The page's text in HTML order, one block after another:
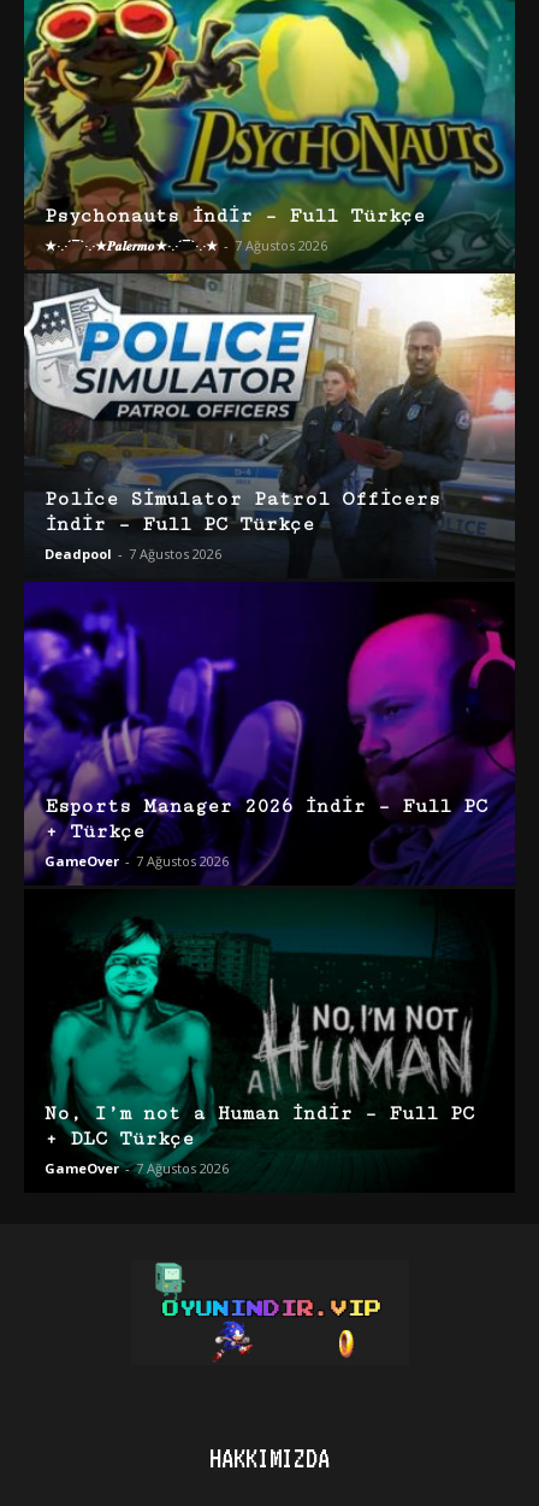
Psychonauts İndir – Full Türkçe
★·.·´¯`·.·★𝑷𝒂𝒍𝒆𝒓𝒎𝒐★·.·´¯`·.·★ - 7 Ağustos 2026
Police Simulator Patrol Officers
İndir – Full PC Türkçe
Deadpool - 7 Ağustos 2026
Esports Manager 2026 İndir – Full PC
+ Türkçe
GameOver - 7 Ağustos 2026
No, I’m not a Human İndir – Full PC
+ DLC Türkçe
GameOver - 7 Ağustos 2026
HAKKIMIZDA